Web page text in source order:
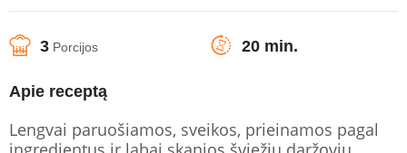
3 Porcijos 20 min.
Apie receptą
Lengvai paruošiamos, sveikos, prieinamos pagal